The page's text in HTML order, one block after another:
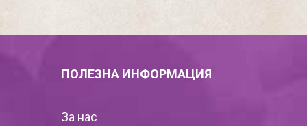
ПОЛЕЗНА ИНФОРМАЦИЯ
За нас